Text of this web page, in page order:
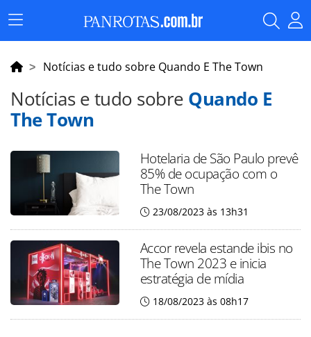
Menu
Principal
Notícias e tudo sobre Quando E The Town
Notícias e tudo sobre Quando E
The Town
Hotelaria de São Paulo prevê
85% de ocupação com o
The Town
23/08/2023 às 13h31
Accor revela estande ibis no
The Town 2023 e inicia
estratégia de mídia
18/08/2023 às 08h17